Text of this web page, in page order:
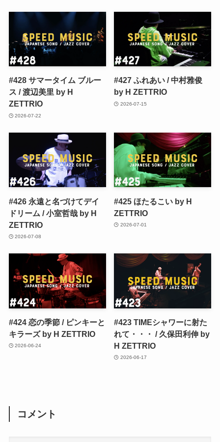
#428 サマータイム ブルー
ス / 渡辺美里 by H
ZETTRIO
2026-07-22
#427 ふれあい / 中村雅俊
by H ZETTRIO
2026-07-15
#426 永遠と名づけてデイ
ドリーム / 小室哲哉 by H
ZETTRIO
2026-07-08
#425 ほたるこい by H
ZETTRIO
2026-07-01
#424 恋の季節 / ピンキーと
キラーズ by H ZETTRIO
2026-06-24
#423 TIMEシャワーに射た
れて・・・ / 久保田利伸 by
H ZETTRIO
2026-06-17
コメント